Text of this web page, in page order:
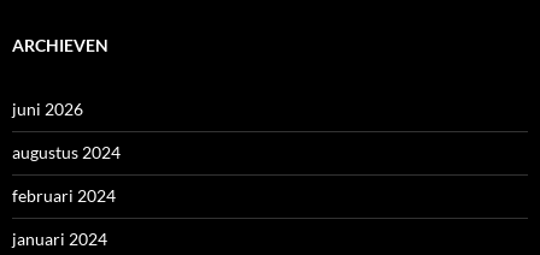
ARCHIEVEN
juni 2026
augustus 2024
februari 2024
januari 2024